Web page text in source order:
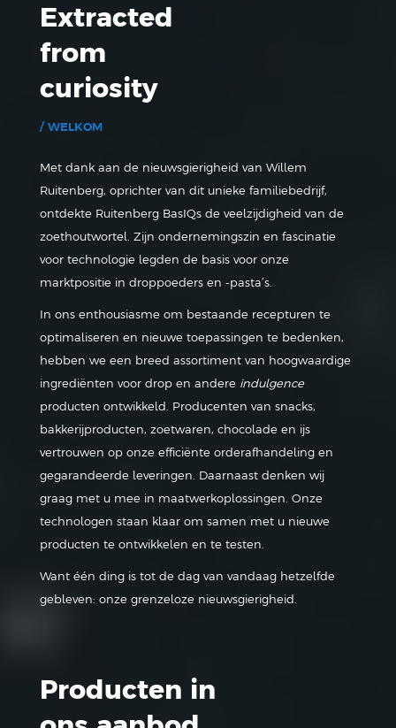
Mobile browser detected, serving low bandwidth video.
Extracted
from
curiosity
/ WELKOM
Met dank aan de nieuwsgierigheid van Willem
Ruitenberg, oprichter van dit unieke familiebedrijf,
ontdekte Ruitenberg BasIQs de veelzijdigheid van de
zoethoutwortel. Zijn ondernemingszin en fascinatie
voor technologie legden de basis voor onze
marktpositie in droppoeders en -pasta’s.
In ons enthousiasme om bestaande recepturen te
optimaliseren en nieuwe toepassingen te bedenken,
hebben we een breed assortiment van hoogwaardige
ingrediënten voor drop en andere indulgence
producten ontwikkeld. Producenten van snacks,
bakkerijproducten, zoetwaren, chocolade en ijs
vertrouwen op onze efficiënte orderafhandeling en
gegarandeerde leveringen. Daarnaast denken wij
graag met u mee in maatwerkoplossingen. Onze
technologen staan klaar om samen met u nieuwe
producten te ontwikkelen en te testen.
Want één ding is tot de dag van vandaag hetzelfde
gebleven: onze grenzeloze nieuwsgierigheid.
Producten in